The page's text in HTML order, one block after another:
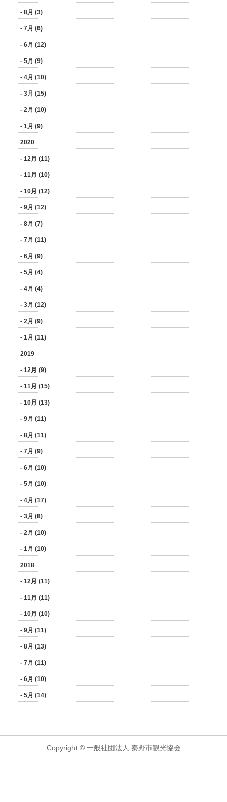
- 8月 (3)
- 7月 (6)
- 6月 (12)
- 5月 (9)
- 4月 (10)
- 3月 (15)
- 2月 (10)
- 1月 (9)
2020
- 12月 (11)
- 11月 (10)
- 10月 (12)
- 9月 (12)
- 8月 (7)
- 7月 (11)
- 6月 (9)
- 5月 (4)
- 4月 (4)
- 3月 (12)
- 2月 (9)
- 1月 (11)
2019
- 12月 (9)
- 11月 (15)
- 10月 (13)
- 9月 (11)
- 8月 (11)
- 7月 (9)
- 6月 (10)
- 5月 (10)
- 4月 (17)
- 3月 (8)
- 2月 (10)
- 1月 (10)
2018
- 12月 (11)
- 11月 (11)
- 10月 (10)
- 9月 (11)
- 8月 (13)
- 7月 (11)
- 6月 (10)
- 5月 (14)
Copyright © 一般社団法人 秦野市観光協会